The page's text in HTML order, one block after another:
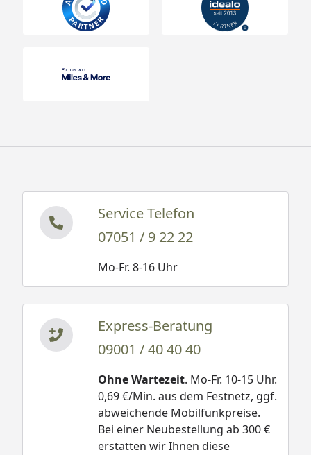
Service Telefon
07051 / 9 22 22
Mo-Fr. 8-16 Uhr
Express-Beratung
09001 / 40 40 40
Ohne Wartezeit. Mo-Fr. 10-15 Uhr.
0,69 €/Min. aus dem Festnetz, ggf.
abweichende Mobilfunkpreise.
Bei einer Neubestellung ab 300 €
erstatten wir Ihnen diese